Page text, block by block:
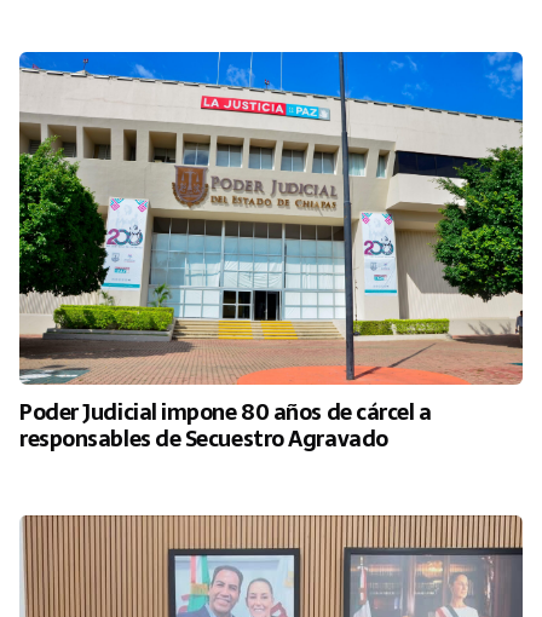
Poder Judicial impone 80 años de cárcel a
responsables de Secuestro Agravado